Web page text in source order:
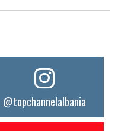
@topchannelalbania